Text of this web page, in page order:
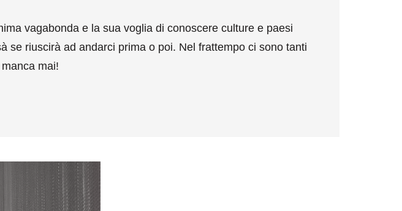
vagabonda e la sua voglia di conoscere culture e paesi
se riuscirà ad andarci prima o poi. Nel frattempo ci sono tanti
mai!